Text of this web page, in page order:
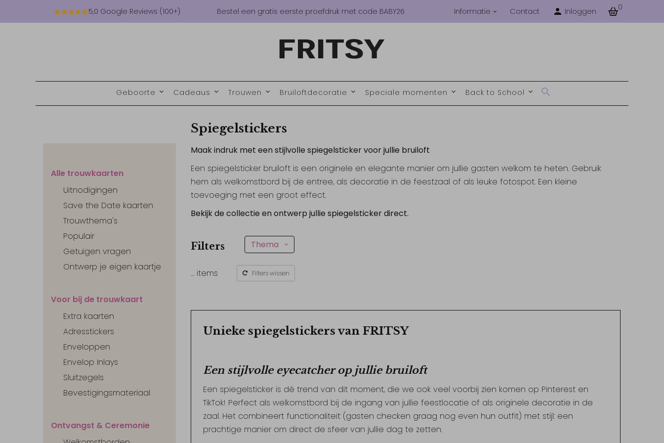
5,0 Google Reviews (100+) Bestel een gratis eerste proefdruk met code BABY26 Informatie Contact Inloggen 0
Geboorte Cadeaus Trouwen Bruiloftdecoratie Speciale momenten Back to School
Alle trouwkaarten
Uitnodigingen
Save the Date kaarten
Trouwthema's
Populair
Getuigen vragen
Ontwerp je eigen kaartje
Voor bij de trouwkaart
Extra kaarten
Adresstickers
Enveloppen
Envelop Inlays
Sluitzegels
Bevestigingsmateriaal
Ontvangst & Ceremonie
Spiegelstickers
Maak indruk met een stijlvolle spiegelsticker voor jullie bruiloft
Een spiegelsticker bruiloft is een originele en elegante manier om jullie gasten welkom te heten. Gebruik
hem als welkomstbord bij de entree, als decoratie in de feestzaal of als leuke fotospot. Een kleine
toevoeging met een groot effect.
Bekijk de collectie en ontwerp jullie spiegelsticker direct.
Filters Thema
… items Filters wissen
Unieke spiegelstickers van FRITSY
Een stijlvolle eyecatcher op jullie bruiloft
Een spiegelsticker is dé trend van dit moment, die we ook veel voorbij zien komen op Pinterest en
TikTok! Perfect als welkomstbord bij de ingang van jullie feestlocatie of als originele decoratie in de
zaal. Het combineert functionaliteit (gasten checken graag nog even hun outfit) met stijl: een
prachtige manier om direct de sfeer van jullie dag te zetten.